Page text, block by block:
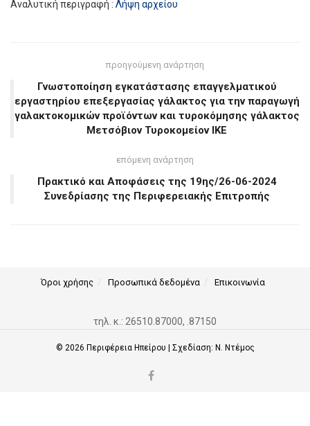
Αναλυτική περιγραφή : Λήψη αρχείου
προηγούμενη ανάρτηση
Γνωστοποίηση εγκατάστασης επαγγελματικού
εργαστηρίου επεξεργασίας γάλακτος για την παραγωγή
γαλακτοκομικών προϊόντων και τυροκόμησης γάλακτος
Μετσόβιον Τυροκομείον ΙΚΕ
επόμενη ανάρτηση
Πρακτικό και Αποφάσεις της 19ης/26-06-2024
Συνεδρίασης της Περιφερειακής Επιτροπής
Όροι χρήσης Προσωπικά δεδομένα Επικοινωνία
τηλ. κ.: 26510.87000, .87150
© 2026 Περιφέρεια Ηπείρου | Σχεδίαση: Ν. Ντέμος